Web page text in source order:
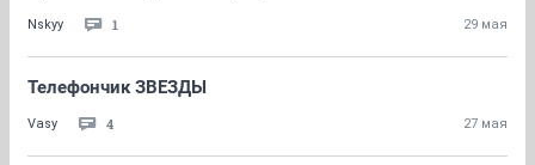
Nskyy 1 29 мая
Телефончик ЗВЕЗДЫ
Vasy 4 27 мая